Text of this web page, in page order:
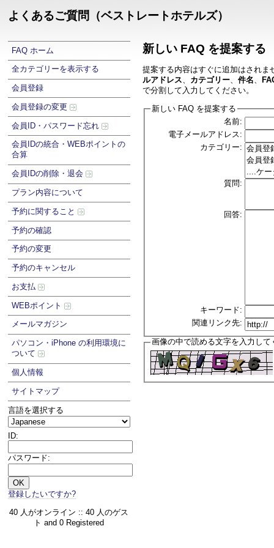
よくあるご質問（ベストレートホテルズ）
FAQ ホーム
全カテゴリーを表示する
会員登録
会員登録の変更
会員ID・パスワード忘れ
会員IDの統合・WEBポイントの
合算
会員IDの削除・退会
プラン内容について
予約に関すること
予約の確認
予約の変更
予約のキャンセル
お支払
WEBポイント
メールマガジン
パソコン・iPhone の利用環境に
ついて
個人情報
サイトマップ
言語を選択する
ID:
パスワード:
登録したいですか?
40 人がオンライン :: 40 人のゲス
ト and 0 Registered
新しい FAQ を提案する
提案する内容はすぐに追加はされ
ルアドレス
カテゴリー、 件名
で分割して入力してください。
新しい FAQ を提案する
名前:
電子メールアドレス:
カテゴリー:
質問:
回答:
キーワード:
関連リンク先:
画像の中で読める文字を入力して